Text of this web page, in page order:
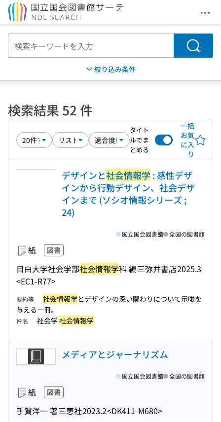
メ
検索
絞り込み条件
検索結果 52 件
タイト
ルでま
とめる
一括
お気
に入
り
デザインと社会情報学 : 感性デザ
インから行動デザイン、社会デザ
インまで (ソシオ情報シリーズ ;
24)
紙 図書
目白大学社会学部社会情報学科 編三弥井書店2025.3
<EC1-R77>
国立国会図書館 全国の図書館
要約等 社会情報学とデザインの深い関わりについて示唆を
与える一冊。
件名 社会学社会情報学
メディアとジャーナリズム
紙 図書
手賀洋一 著三恵社2023.2<DK411-M680>
国立国会図書館 全国の図書館